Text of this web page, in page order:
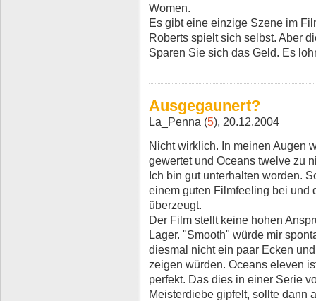
Women.
Es gibt eine einzige Szene im
Roberts spielt sich selbst. Aber
Sparen Sie sich das Geld. Es
Ausgegaunert?
La_Penna (5), 20.12.2004
Nicht wirklich. In meinen Augen
gewertet und Oceans twelve zu
Ich bin gut unterhalten worden.
einem guten Filmfeeling bei und
überzeugt.
Der Film stellt keine hohen
Lager. "Smooth" würde mir
diesmal nicht ein paar Ecken
zeigen würden. Oceans eleven
perfekt. Das dies in einer Serie
Meisterdiebe gipfelt, sollte dann